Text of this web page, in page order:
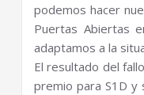
podemos hacer
Puertas Abiertas
adaptamos a la
El resultado del
premio para S1D y